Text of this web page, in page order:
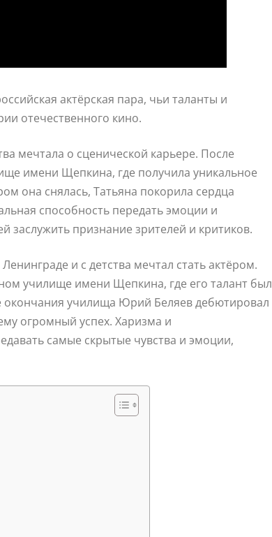
актёрская пара, чьи таланты и
отечественного кино.
мечтала о сценической карьере. После
имени Щепкина, где получила уникальное
она снялась, Татьяна покорила сердца
способность передать эмоции и
заслужить признание зрителей и критиков.
и с детства мечтал стать актёром.
училище имени Щепкина, где его талант был
окончания училища Юрий Беляев дебютировал
огромный успех. Харизма и
самые скрытые чувства и эмоции,